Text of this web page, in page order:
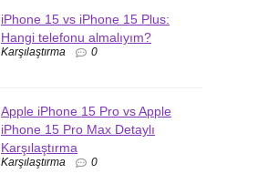
iPhone 15 vs iPhone 15 Plus:
Hangi telefonu almalıyım?
Karşılaştırma 0
Apple iPhone 15 Pro vs Apple
iPhone 15 Pro Max Detaylı
Karşılaştırma
Karşılaştırma 0